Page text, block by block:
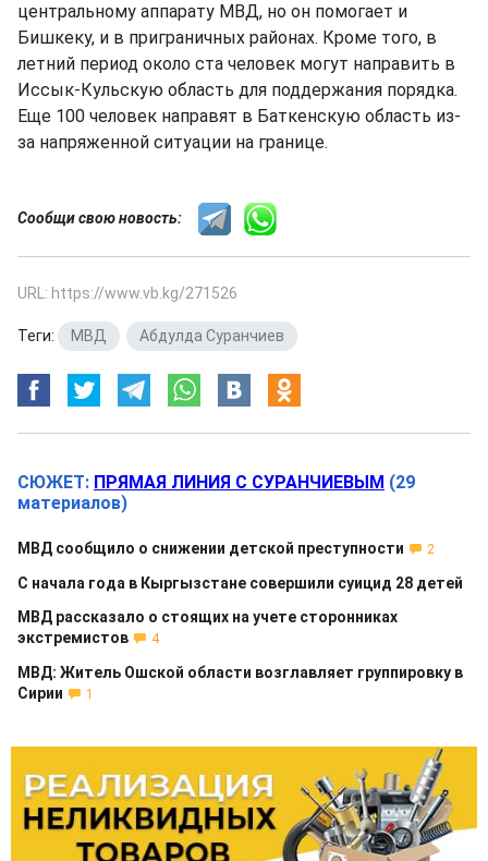
центральному аппарату МВД, но он помогает и
Бишкеку, и в приграничных районах. Кроме того, в
летний период около ста человек могут направить в
Иссык-Кульскую область для поддержания порядка.
Еще 100 человек направят в Баткенскую область из-
за напряженной ситуации на границе.
Сообщи свою новость:
URL: https://www.vb.kg/271526
Теги: МВД Абдулда Суранчиев
СЮЖЕТ: ПРЯМАЯ ЛИНИЯ С СУРАНЧИЕВЫМ (29
материалов)
МВД сообщило о снижении детской преступности 2
С начала года в Кыргызстане совершили суицид 28 детей
МВД рассказало о стоящих на учете сторонниках
экстремистов
4
МВД: Житель Ошской области возглавляет группировку в
Сирии
1